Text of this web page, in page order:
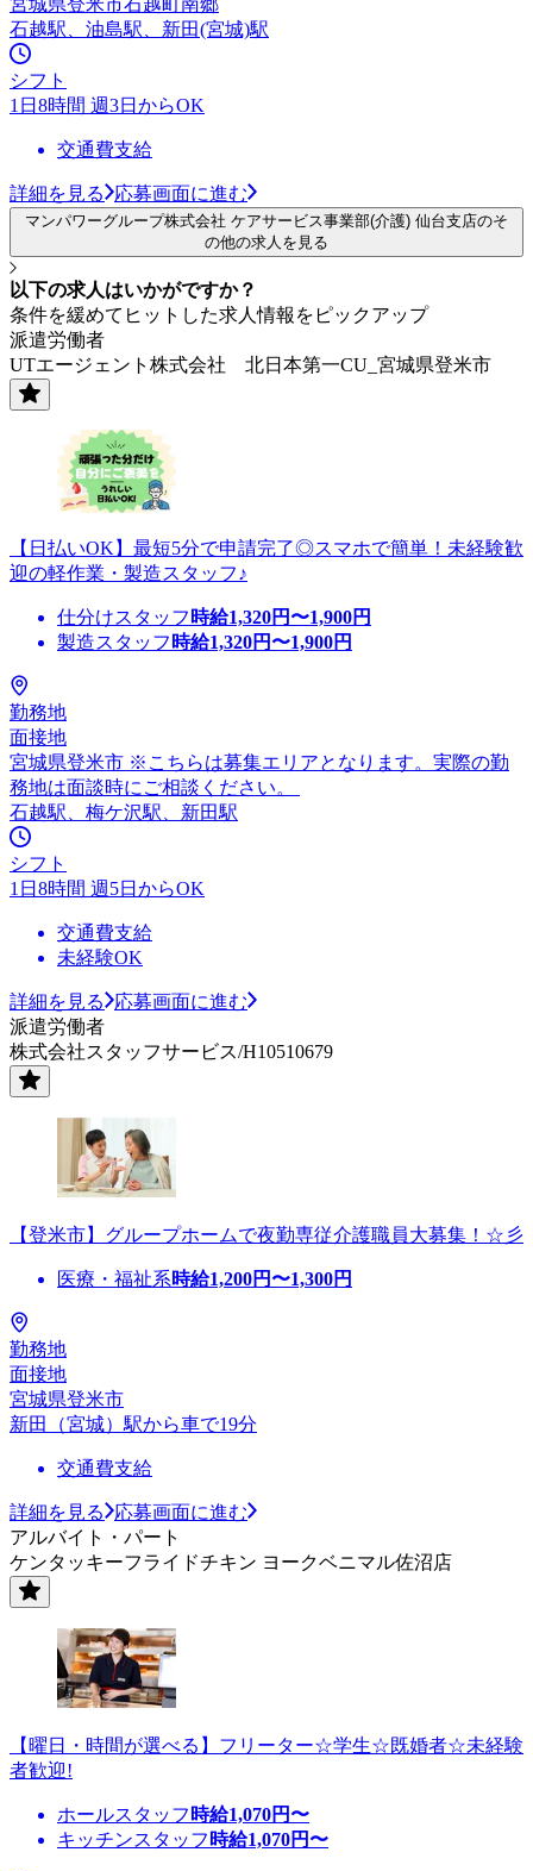
石越駅、油島駅、新田(宮城)駅
シフト
1日8時間 週3日からOK
交通費支給
詳細を見る 応募画面に進む
マンパワーグループ株式会社 ケアサービス事業部(介護) 仙台支店のそ
の他の求人を見る
以下の求人はいかがですか？
条件を緩めてヒットした求人情報をピックアップ
派遣労働者
UTエージェント株式会社 北日本第一CU_宮城県登米市
【日払いOK】最短5分で申請完了◎スマホで簡単！未経験歓
迎の軽作業・製造スタッフ♪
仕分けスタッフ 時給1,320円〜1,900円
製造スタッフ 時給1,320円〜1,900円
勤務地
面接地
宮城県登米市 ※こちらは募集エリアとなります。実際の勤
務地は面談時にご相談ください。
石越駅、梅ケ沢駅、新田駅
シフト
1日8時間 週5日からOK
交通費支給
未経験OK
詳細を見る
応募画面に進む
派遣労働者
株式会社スタッフサービス/H10510679
【登米市】グループホームで夜勤専従介護職員大募集！☆彡
医療・福祉系時給1,200円〜1,300円
勤務地
面接地
宮城県登米市
新田（宮城）駅から車で19分
交通費支給
詳細を見る
応募画面に進む
アルバイト・パート
ケンタッキーフライドチキン ヨークベニマル佐沼店
【曜日・時間が選べる】フリーター☆学生☆既婚者☆未経験
者歓迎!
ホールスタッフ 時給1,070円〜
キッチンスタッフ 時給1,070円〜